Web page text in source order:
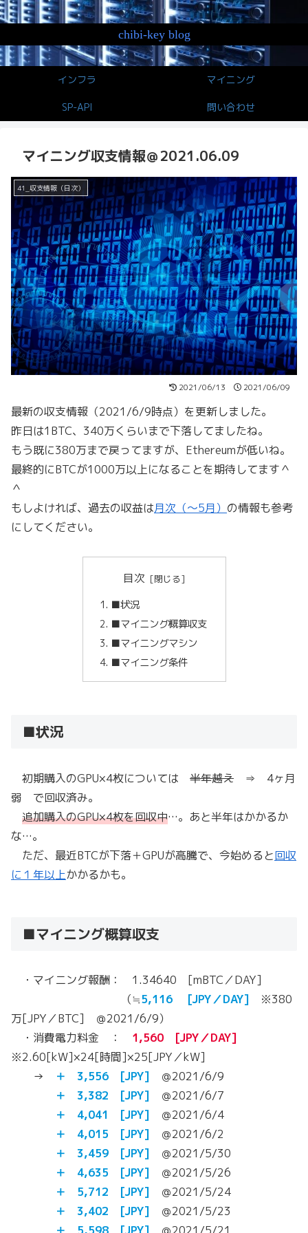
chibi-key blog
インフラ マイニング
SP-API 問い合わせ
マイニング収支情報＠2021.06.09
41_収支情報（日次）
2021/06/13 2021/06/09
最新の収支情報（2021/6/9時点）を更新しました。
昨日は1BTC、340万くらいまで下落してましたね。
もう既に380万まで戻ってますが、Ethereumが低いね。
最終的にBTCが1000万以上になることを期待してます＾
＾
もしよければ、過去の収益は月次（～5月） の情報も参考
にしてください。
目次
■状況
■マイニング概算収支
■マイニングマシン
■マイニング条件
■状況
初期購入のGPU×4枚については 半年越え ⇒ 4ヶ月
弱 で回収済み。
追加購入のGPU×4枚を回収中…。あと半年はかかるか
な…。
ただ、最近BTCが下落＋GPUが高騰で、今始めると回収
に１年以上かかるかも。
■マイニング概算収支
・マイニング報酬： 1.34640 [mBTC／DAY]
（≒5,116 [JPY／DAY] ※380
万[JPY／BTC] ＠2021/6/9）
・消費電力料金 ： 1,560 [JPY／DAY]
※2.60[kW]×24[時間]×25[JPY／kW]
→
＋ 3,556 [JPY] ＠2021/6/9
＋ 3,382 [JPY] ＠2021/6/7
＋ 4,041 [JPY] ＠2021/6/4
＋ 4,015 [JPY] ＠2021/6/2
＋ 3,459 [JPY] ＠2021/5/30
＋ 4,635 [JPY] ＠2021/5/26
＋ 5,712 [JPY] ＠2021/5/24
＋ 3,402 [JPY] ＠2021/5/23